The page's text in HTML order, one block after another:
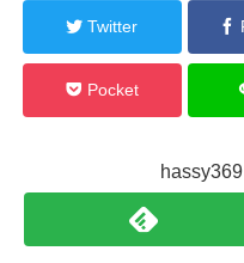
Twitter
Pocket